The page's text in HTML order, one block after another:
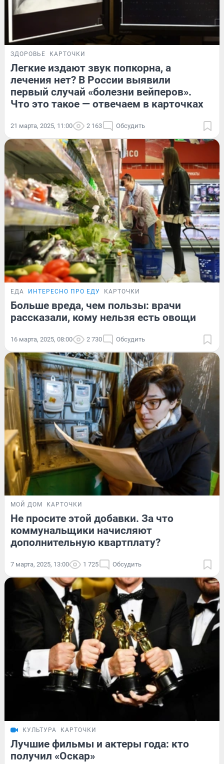
ЗДОРОВЬЕ КАРТОЧКИ
Легкие издают звук попкорна, а
лечения нет? В России выявили
первый случай «болезни вейперов».
Что это такое — отвечаем в карточках
21 марта, 2025, 11:00 2 163 Обсудить
ЕДА ИНТЕРЕСНО ПРО ЕДУ КАРТОЧКИ
Больше вреда, чем пользы: врачи
рассказали, кому нельзя есть овощи
16 марта, 2025, 08:00 2 730 Обсудить
МОЙ ДОМ КАРТОЧКИ
Не просите этой добавки. За что
коммунальщики начисляют
дополнительную квартплату?
7 марта, 2025, 13:00 1 725 Обсудить
КУЛЬТУРА КАРТОЧКИ
Лучшие фильмы и актеры года: кто
получил «Оскар»